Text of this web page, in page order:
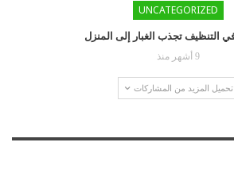
UNCATEGORIZED
9 أشهر منذ
تحميل المزيد من المشاركات